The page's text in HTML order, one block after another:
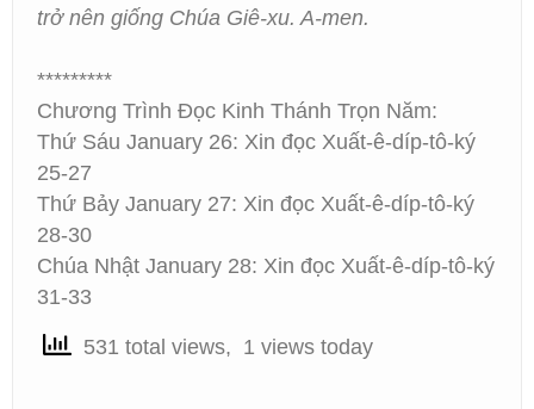
trở nên giống Chúa Giê-xu. A-men.
*********
Chương Trình Đọc Kinh Thánh Trọn Năm:
Thứ Sáu January 26: Xin đọc Xuất-ê-díp-tô-ký
25-27
Thứ Bảy January 27: Xin đọc Xuất-ê-díp-tô-ký
28-30
Chúa Nhật January 28: Xin đọc Xuất-ê-díp-tô-ký
31-33
531 total views, 1 views today